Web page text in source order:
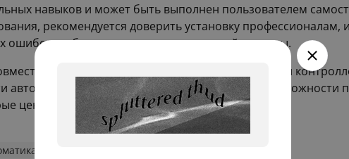
навыков и может быть выполнен пользователем
рекомендуется доверить установку
и обеспечит долговечность всей системы.
с большинством современных устройств и
автоматизации. Это значительно расширяет возможности
ценят качество и надежность.
De Dietrich